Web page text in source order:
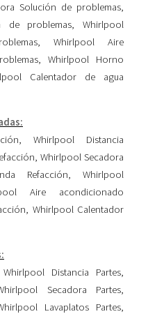
Solución de problemas,
de problemas,Whirlpool
, Whirlpool Aire
, Whirlpool Horno
Calentador de agua
, Whirlpool Distancia
, Whirlpool Secadora
Refacción, Whirlpool
Aire acondicionado
, Whirlpool Calentador
Whirlpool Distancia Partes,
Secadora Partes,
Lavaplatos Partes,